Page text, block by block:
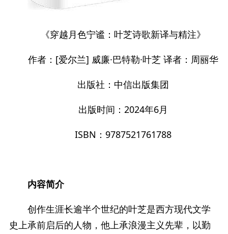
《穿越月色宁谧：叶芝诗歌新译与精注》
作者：[爱尔兰] 威廉·巴特勒·叶芝 译者：周丽华
出版社：中信出版集团
出版时间：2024年6月
ISBN：9787521761788
内容简介
创作生涯长逾半个世纪的叶芝是西方现代文学
史上承前启后的人物，他上承浪漫主义先辈，以勤